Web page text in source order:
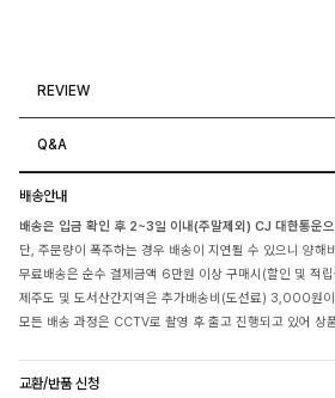
REVIEW
Q&A
배송안내
배송은 입금 확인 후 2~3일 이내(주말제외) CJ 대한통운으
단, 주문량이 폭주하는 경우 배송이 지연될 수 있으니 양해
무료배송은 순수 결제금액 6만원 이상 구매시(할인 및 적
제주도 및 도서산간지역은 추가배송비(도선료) 3,000원
모든 배송 과정은 CCTV로 촬영 후 출고 진행되고 있어 상
교환/반품 신청